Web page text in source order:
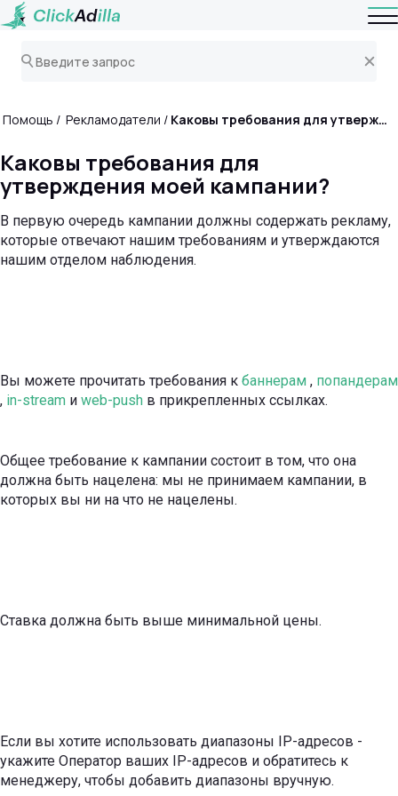
Помощь Рекламодатели Каковы требования для утверждения моей кампании?
Каковы требования для
утверждения моей кампании?
В первую очередь кампании должны содержать рекламу,
которые отвечают нашим требованиям и утверждаются
нашим отделом наблюдения.
Вы можете прочитать требования к баннерам , попандерам
, in-stream и web-push в прикрепленных ссылках.
Общее требование к кампании состоит в том, что она
должна быть нацелена: мы не принимаем кампании, в
которых вы ни на что не нацелены.
Ставка должна быть выше минимальной цены.
Если вы хотите использовать диапазоны IP-адресов -
укажите Оператор ваших IP-адресов и обратитесь к
менеджеру, чтобы добавить диапазоны вручную.